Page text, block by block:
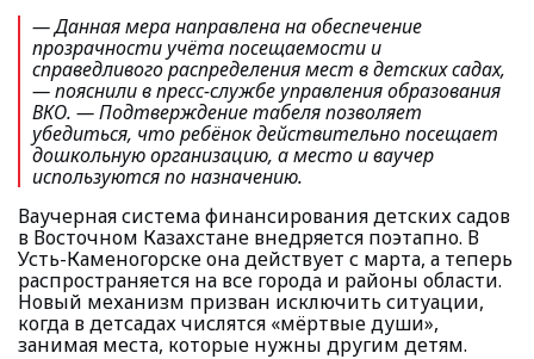
— Данная мера направлена на обеспечение
прозрачности учёта посещаемости и
справедливого распределения мест в детских садах,
— пояснили в пресс-службе управления образования
ВКО. — Подтверждение табеля позволяет
убедиться, что ребёнок действительно посещает
дошкольную организацию, а место и ваучер
используются по назначению.
Ваучерная система финансирования детских садов
в Восточном Казахстане внедряется поэтапно. В
Усть-Каменогорске она действует с марта, а теперь
распространяется на все города и районы области.
Новый механизм призван исключить ситуации,
когда в детсадах числятся «мёртвые души»,
занимая места, которые нужны другим детям.